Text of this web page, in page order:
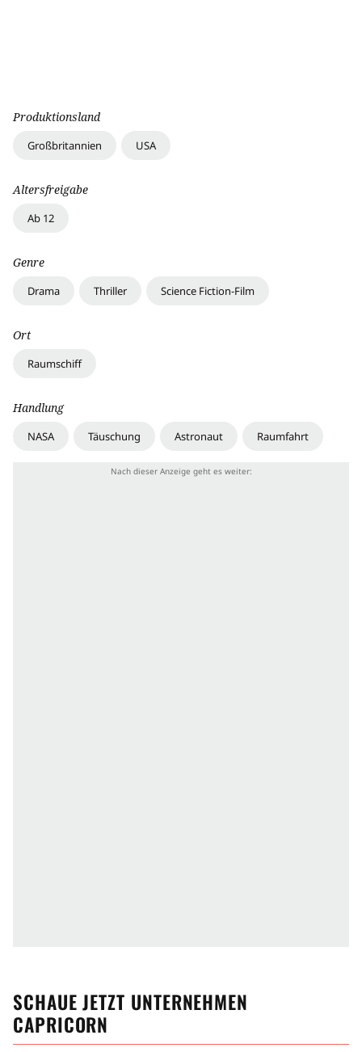
Produktionsland
Großbritannien USA
Altersfreigabe
Ab 12
Genre
Drama Thriller Science Fiction-Film
Ort
Raumschiff
Handlung
NASA Täuschung Astronaut Raumfahrt
SCHAUE JETZT UNTERNEHMEN
CAPRICORN